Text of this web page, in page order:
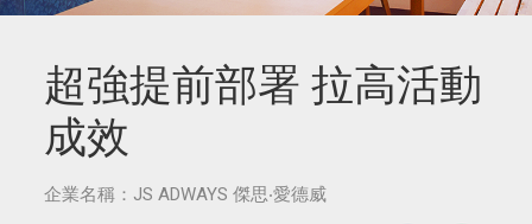
超強提前部署 拉高活動
成效
企業名稱：JS ADWAYS 傑思‧愛德威